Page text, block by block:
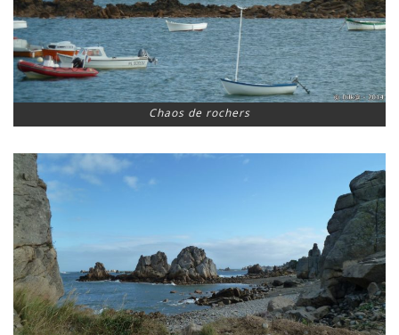
Chaos de rochers